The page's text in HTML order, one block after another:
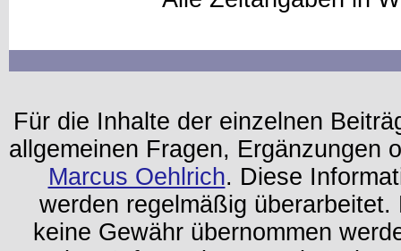
Für die Inhalte der einzelnen
allgemeinen Fragen, Ergänzungen
Marcus Oehlrich. Diese
werden regelmäßig
keine Gewähr übernommen